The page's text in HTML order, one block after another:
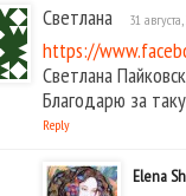
Светлана 31
https://
Светлана
Благодарю за
Reply
Elena